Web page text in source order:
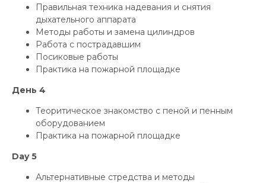
Правильная техника надевания и снятия
дыхательного аппарата
Методы работы и замена цилиндров
Работа с пострадавшим
Посиковые работы
Практика на пожарной площадке
День 4
Теоритическое знакомство с пеной и пенным
оборудованием
Практика на пожарной площадке
Day 5
Альтернативные стредства и методы